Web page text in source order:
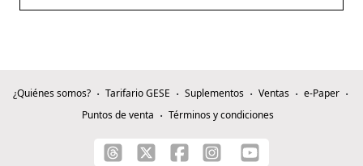
¿Quiénes somos? Tarifario GESE Suplementos Ventas
e-Paper
Puntos de venta
Términos y condiciones